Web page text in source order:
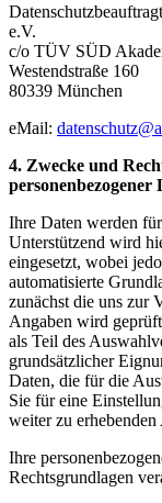
e.V.
c/o TÜV SÜD
Westendstraße 160
80339 München
eMail: datenschutz@
4. Zwecke und
personenbezogener
Ihre Daten werden
Unterstützend wird
eingesetzt, wobei
automatisierte
zunächst die uns zur
Angaben wird
als Teil des
grundsätzlicher
Daten, die für die
Sie für eine
weiter zu erhebenden
Ihre
Rechtsgrundlagen